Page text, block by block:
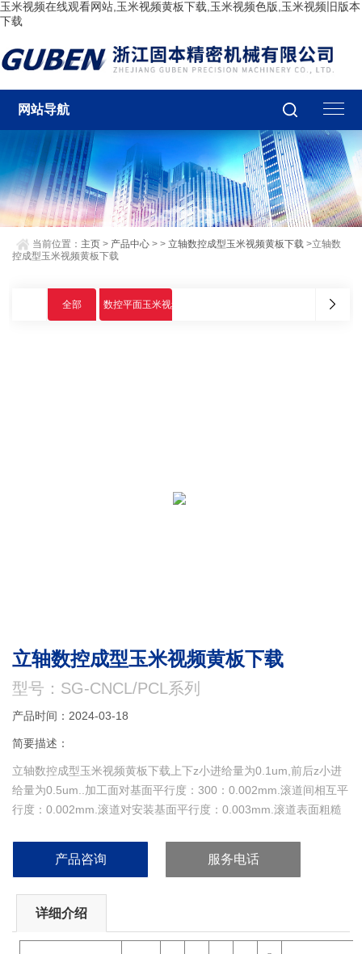
玉米视频在线观看网站,玉米视频黄板下载,玉米视频色版,玉米视频旧版本
下载
网站导航
当前位置： 主页 > 产品中心 > >立轴数控成型玉米视频黄板下载 >立轴数
控成型玉米视频黄板下载
全部 数控平面玉米视频黄板下载
立轴数控成型玉米视频黄板下载
型号：SG-CNCL/PCL系列
产品时间：2024-03-18
简要描述：
立轴数控成型玉米视频黄板下载上下z小进给量为0.1um,前后z小进
给量为0.5um..加工面对基面平行度：300：0.002mm.滚道间相互平
行度：0.002mm.滚道对安装基面平行度：0.003mm.滚道表面粗糙
产品咨询 服务电话
详细介绍